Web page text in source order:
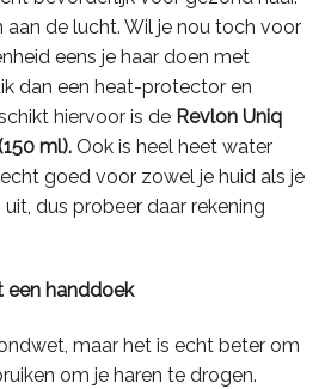
aan de lucht. Wil je nou toch voor
eens je haar doen met
dan een heat-protector en
hiervoor is de Revlon Uniq
ml). Ook is heel heet water
goed voor zowel je huid als je
dus probeer daar rekening
een handdoek
maar het is echt beter om
om je haren te drogen.